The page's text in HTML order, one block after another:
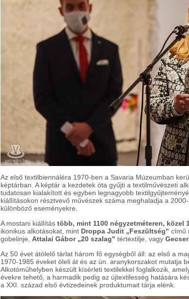
Az első textilbiennáléra 1970-ben a Savaria Múzeumban
képtárban. A képtár a kezdetek óta gyűjti a textilművészeti
tudatosan kialakított és egyben legnagyobb
kiállításokon résztvevő művészek száma meghaladja a
különböző eseményekre.
A mostani kiállítás több, mint 1100 négyzetméteren, közel
ikonikus alkotásokat, mint Droppa Judit „Feszültség" című
gobelinje, Attalai Gábor „20 szalag" tértextilje, vagy
Az 50 évet átölelő tárlat három fő egységből áll: az első a
1970-1985 éveket öleli át és az ún. aranykorszakot mutatja
Alkotóműhelyben készült kísérleti textilekkel foglalkozik,
évekre tehető, a harmadik pedig az újtextilesség hatására
a XXI. század első évtizedeinek produktumait tárja elénk.